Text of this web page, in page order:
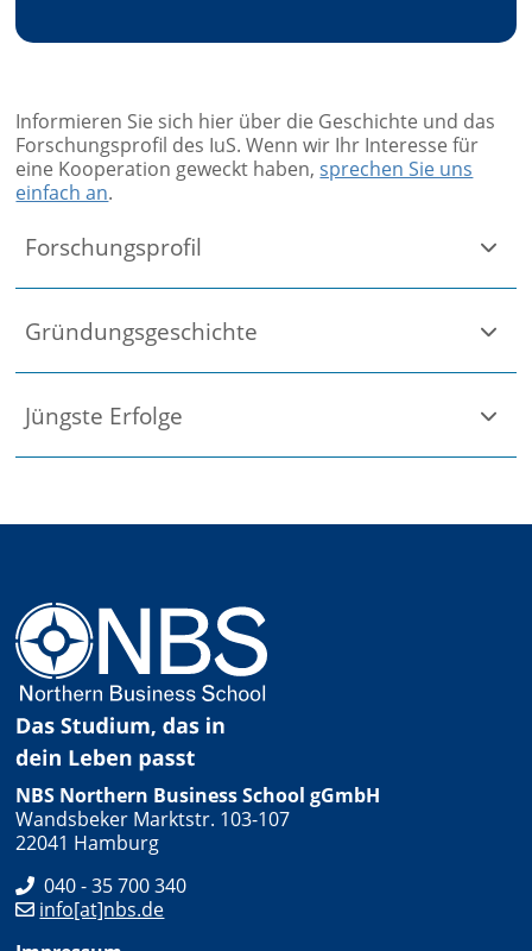
Informieren Sie sich hier über die Geschichte und das
Forschungsprofil des IuS. Wenn wir Ihr Interesse für
eine Kooperation geweckt haben,sprechen Sie uns
einfach an.
Forschungsprofil
Gründungsgeschichte
Jüngste Erfolge
NBS Northern Business School gGmbH
Wandsbeker Marktstr. 103-107
22041 Hamburg
040 - 35 700 340
info[at]nbs.de